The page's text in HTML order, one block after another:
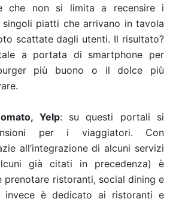
che non si limita a recensire i
piatti che arrivano in tavola
scattate dagli utenti. Il risultato?
a portata di smartphone per
più buono o il dolce più
Yelp: su questi portali si
per i viaggiatori. Con
all’integrazione di alcuni servizi
già citati in precedenza) è
prenotare ristoranti, social dining e
è dedicato ai ristoranti e